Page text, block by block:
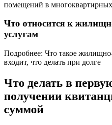
помещений в
Что относится к
услугам
Подробнее: Что такое
входит, что делать при долге
Что делать в
получении
суммой